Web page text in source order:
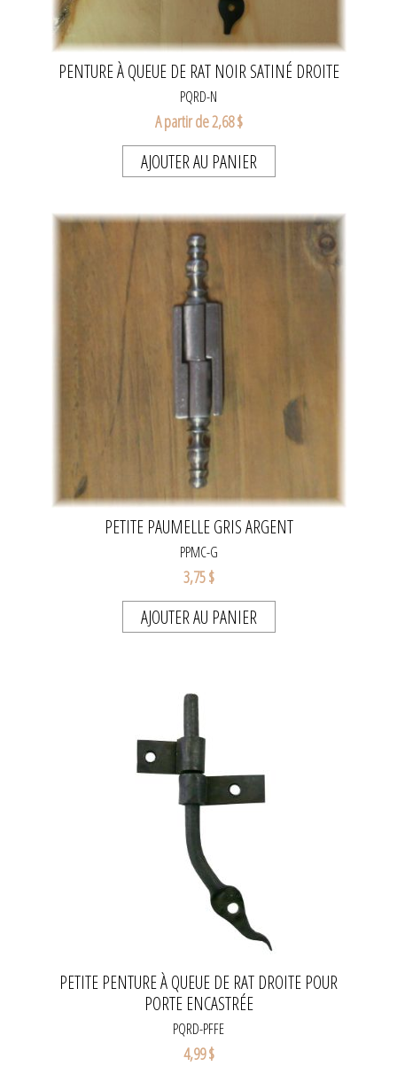
PENTURE À QUEUE DE RAT NOIR SATINÉ DROITE
PQRD-N
A partir de 2,68 $
AJOUTER AU PANIER
PETITE PAUMELLE GRIS ARGENT
PPMC-G
3,75 $
AJOUTER AU PANIER
PETITE PENTURE À QUEUE DE RAT DROITE POUR
PORTE ENCASTRÉE
PQRD-PFFE
4,99 $